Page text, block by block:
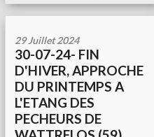
29 Juillet 2024
30-07-24- FIN
D'HIVER, APPROCHE
DU PRINTEMPS A
L'ETANG DES
PECHEURS DE